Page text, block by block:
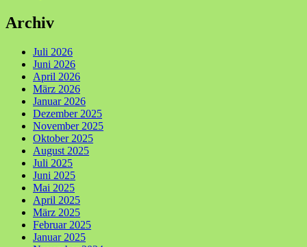
Archiv
Juli 2026
Juni 2026
April 2026
März 2026
Januar 2026
Dezember 2025
November 2025
Oktober 2025
August 2025
Juli 2025
Juni 2025
Mai 2025
April 2025
März 2025
Februar 2025
Januar 2025